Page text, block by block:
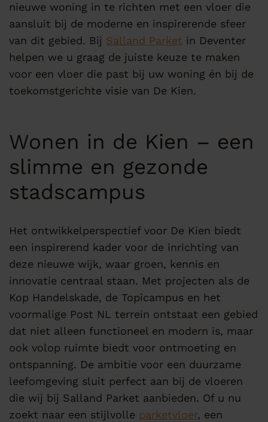
nieuwe woning in te richten met een vloer die
aansluit bij de moderne en inspirerende sfeer
van dit gebied. Bij Salland Parket in Deventer
helpen we u graag de juiste keuze te maken
voor een vloer die past bij uw woning én bij de
toekomstgerichte visie van De Kien.
Wonen in de Kien – een
slimme en gezonde
stadscampus
Het ontwikkelperspectief voor De Kien biedt
een inspirerend kader voor de inrichting van
deze nieuwe wijk, waar groen, kennis en
innovatie centraal staan. Met projecten als de
Kop Handelskade, de Topicampus en het
voormalige Post NL terrein ontstaat een gebied
dat niet alleen functioneel en modern is, maar
ook volop ruimte biedt voor ontmoeting en
ontspanning. De ambitie voor een duurzame
leefomgeving sluit perfect aan bij de vloeren
die wij bij Salland Parket aanbieden. Of u nu
zoekt naar een stijlvolle parketvloer, een